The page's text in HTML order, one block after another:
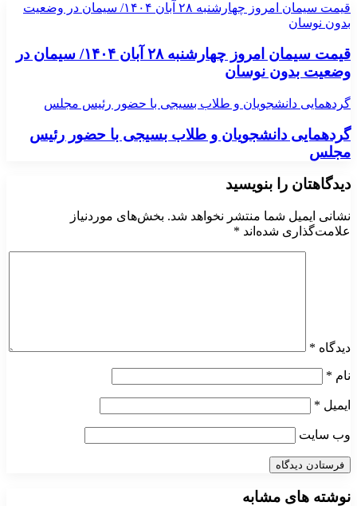
قیمت سیمان امروز چهارشنبه ۲۸ آبان ۱۴۰۴/ سیمان در وضعیت
بدون نوسان
قیمت سیمان امروز چهارشنبه ۲۸ آبان ۱۴۰۴/ سیمان در
وضعیت بدون نوسان
گردهمایی دانشجویان و طلاب بسیجی با حضور رئیس مجلس
گردهمایی دانشجویان و طلاب بسیجی با حضور رئیس
مجلس
دیدگاهتان را بنویسید
نشانی ایمیل شما منتشر نخواهد شد. بخش‌های موردنیاز
علامت‌گذاری شده‌اند *
دیدگاه *
نام *
ایمیل *
وب‌ سایت
نوشته های مشابه